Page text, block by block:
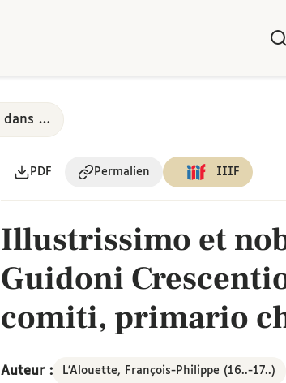
Art oratoire et poésie scolaire dans les collèges parisiens, 17e-18e siècles
PDF Permalien IIIF
Illustrissimo et
Guidoni
comiti, primario
medico
Auteur : L'Alouette, François-Philippe (16..-17..)